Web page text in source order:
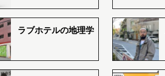
ラブホテルの地理学